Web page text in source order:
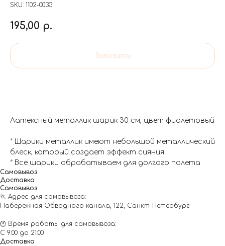
SKU: 1102-0033
195,00 р.
Заказать
Латексный металлик шарик 30 см, цвет фиолетовый
* Шарики металлик имеют небольшой металлический
блеск, который создает эффект сияния
* Все шарики обрабатываем для долгого полета
Самовывоз
Доставка
Самовывоз
🏃 Адрес для самовывоза:
Набережная Обводного канала, 122, Санкт-Петербург
🕐 Время работы для самовывоза:
С 9:00 до 21:00
Доставка